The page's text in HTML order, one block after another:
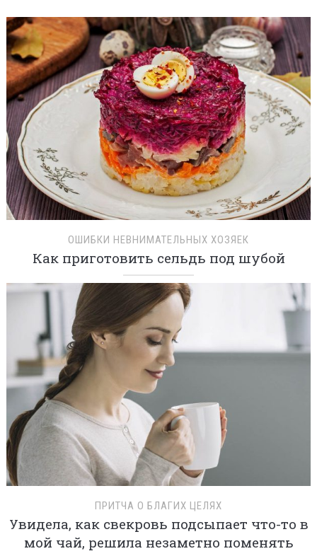
ОШИБКИ НЕВНИМАТЕЛЬНЫХ ХОЗЯЕК
Как приготовить сельдь под шубой
ПРИТЧА О БЛАГИХ ЦЕЛЯХ
Увидела, как свекровь подсыпает что-то в
мой чай, решила незаметно поменять